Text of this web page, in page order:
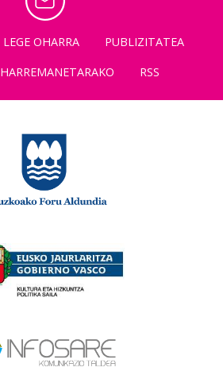
LEGE OHARRA
PUBLIZITATEA
HARREMANETARAKO RSS